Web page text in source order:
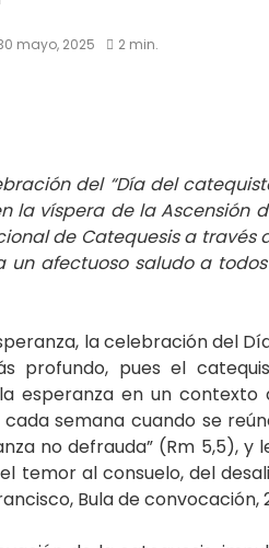
mayo, 2025 2 min.
del “Día del
la víspera de la Ascensión
de Catequesis a través
un afectuoso saludo a
la celebración del
profundo, pues el
esperanza en un contexto
semana cuando se
no defrauda” (Rm 5,5), y
temor al consuelo, del
Bula de convocación,